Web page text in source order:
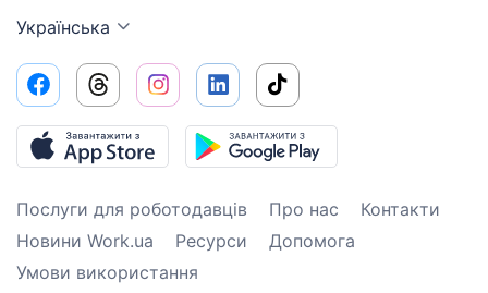
Українська
Послуги для роботодавців Про нас
Контакти
Новини Work.ua
Ресурси
Допомога
Умови використання